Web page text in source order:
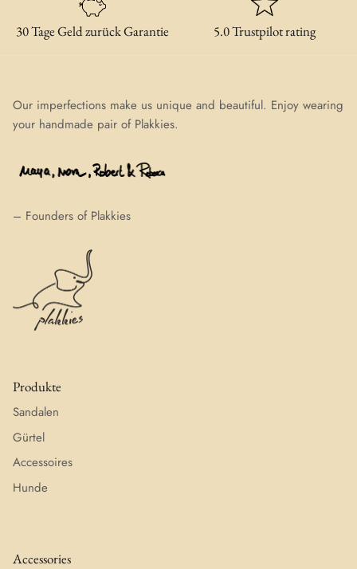
30 Tage Geld zurück Garantie 5.0 Trustpilot rating
Our imperfections make us unique and beautiful. Enjoy wearing
your handmade pair of Plakkies.
– Founders of Plakkies
Produkte
Sandalen
Gürtel
Accessoires
Hunde
Accessories